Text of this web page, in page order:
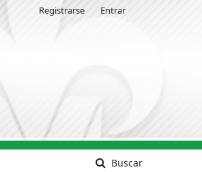
Buscar
Registrarse Entrar